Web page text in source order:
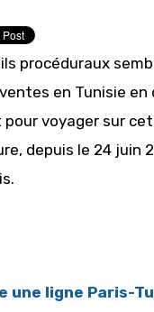
procéduraux
ventes en Tunisie
voyager sur
depuis le 24 juin
une ligne Paris-